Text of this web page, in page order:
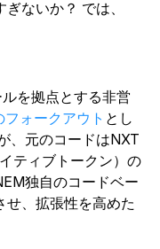
ないか？ では、
を拠点とする非営
フォークアウト とし
、元のコードはNXT
ティブトークン）の
独自のコードベー
せ、拡張性を高めた